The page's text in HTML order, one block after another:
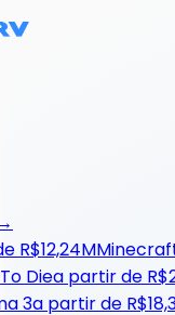
→
R$12,24M
Diea partir de
3a partir de